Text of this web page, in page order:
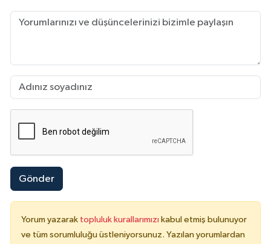
Gönder
Yorum yazarak topluluk kurallarımızı kabul etmiş bulunuyor
ve tüm sorumluluğu üstleniyorsunuz. Yazılan yorumlardan